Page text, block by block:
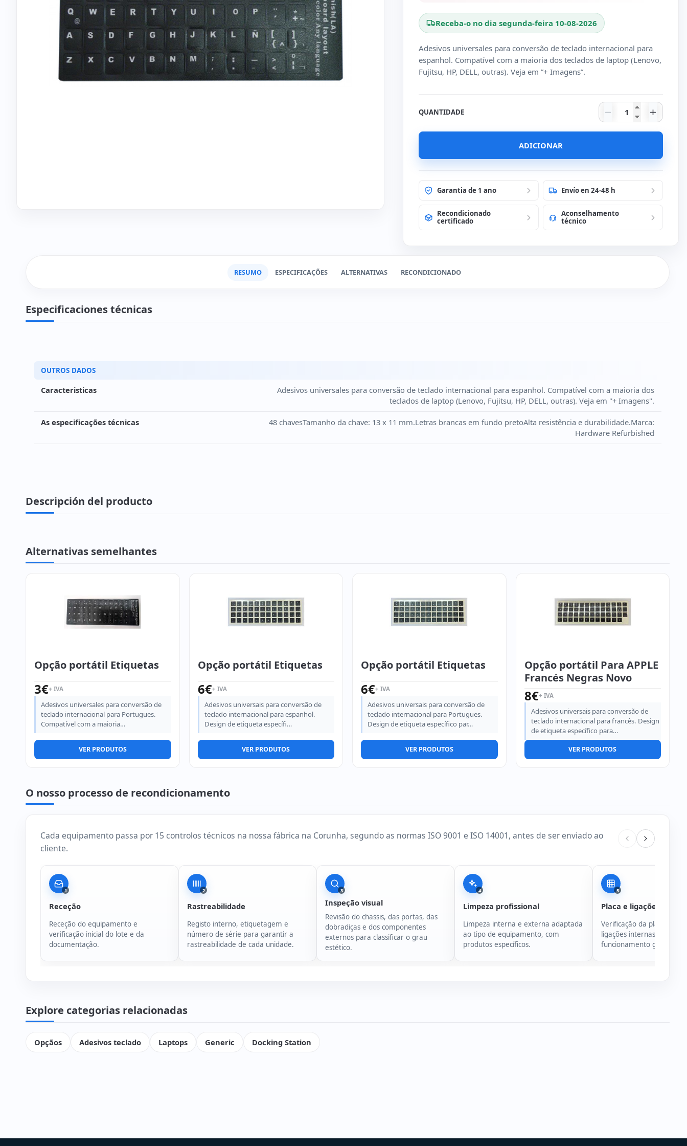
Receba-o no dia segunda-feira 10-08-2026
Adesivos universales para conversão de teclado internacional para
espanhol. Compatível com a maioria dos teclados de laptop (Lenovo,
Fujitsu, HP, DELL, outras). Veja em ”+ Imagens”.
QUANTIDADE Quantidade de
ADICIONAR
Garantia de 1 ano Envío en 24-48 h
Recondicionado
certificado
Aconselhamento
técnico
RESUMO ESPECIFICAÇÕES ALTERNATIVAS RECONDICIONADO
Especificaciones técnicas
OUTROS DADOS
Caracteristicas
Adesivos universales para conversão de teclado internacional para espanhol. Compatível com a maioria dos
teclados de laptop (Lenovo, Fujitsu, HP, DELL, outras). Veja em ''+ Imagens''.
As especificações técnicas
48 chavesTamanho da chave: 13 x 11 mm.Letras brancas em fundo pretoAlta resistência e durabilidade.Marca:
Hardware Refurbished
Descripción del producto
Alternativas semelhantes
Opção portátil Etiquetas
3€+ IVA
Adesivos universales para conversão de
teclado internacional para Portugues.
Compatível com a maioria…
VER PRODUTOS
Opção portátil Etiquetas
6€+ IVA
Adesivos universais para conversão de
teclado internacional para espanhol.
Design de etiqueta específi…
VER PRODUTOS
Opção portátil Etiquetas
6€+ IVA
Adesivos universais para conversão de
teclado internacional para Portugues.
Design de etiqueta específico par…
VER PRODUTOS
Opção portátil Para APPLE
Francés Negras Novo
8€+ IVA
Adesivos universais para conversão de
teclado internacional para francês. Design
de etiqueta específico para…
VER PRODUTOS
O nosso processo de recondicionamento
Cada equipamento passa por 15 controlos técnicos na nossa fábrica na Corunha, segundo as normas ISO 9001 e ISO 14001, antes de ser enviado ao
cliente.
1
Receção
Receção do equipamento e
verificação inicial do lote e da
documentação.
2
Rastreabilidade
Registo interno, etiquetagem e
número de série para garantir a
rastreabilidade de cada unidade.
3
Inspeção visual
Revisão do chassis, das portas, das
dobradiças e dos componentes
externos para classificar o grau
estético.
4
Limpeza profissional
Limpeza interna e externa adaptada
ao tipo de equipamento, com
produtos específicos.
5
Placa e ligações
Verificação da placa-mãe,
ligações internas e do
funcionamento geral do
Explore categorias relacionadas
Opçãos Adesivos teclado Laptops Generic Docking Station